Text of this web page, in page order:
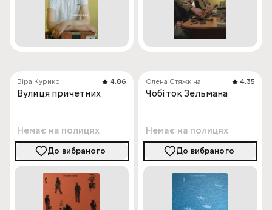
Віра Курико 4.86
Вулиця причетних
Немає на полицях
До вибраного
Олена Стяжкіна 4.35
Чобіток Зельмана
Немає на полицях
До вибраного